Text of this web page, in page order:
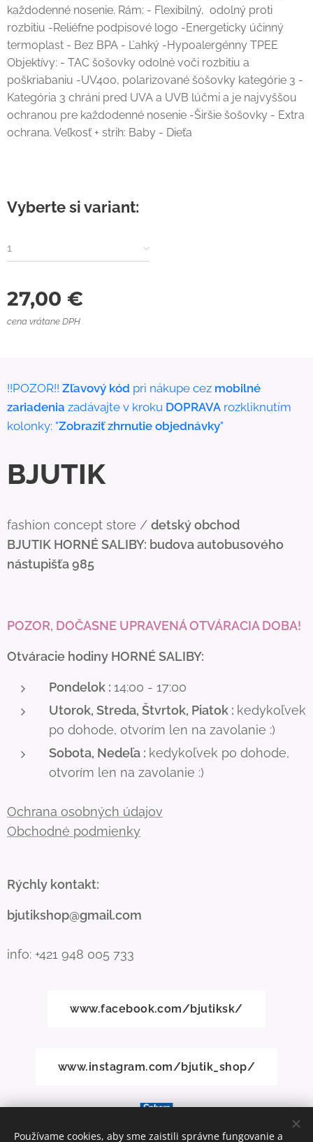
každodenné nosenie. Rám: - Flexibilný, odolný proti
rozbitiu -Reliéfne podpisové logo -Energeticky účinný
termoplast - Bez BPA - Ľahký -Hypoalergénny TPEE
Objektívy: - TAC šošovky odolné voči rozbitiu a
poškriabaniu -UV400, polarizované šošovky kategórie 3 -
Kategória 3 chráni pred UVA a UVB lúčmi a je najvyššou
ochranou pre každodenné nosenie -Širšie šošovky - Extra
ochrana. Veľkosť + strih: Baby - Dieťa
Vyberte si variant:
1
27,00 €
cena vrátane DPH
!!POZOR!! Zľavový kód pri nákupe cez mobilné
zariadenia zadávajte v kroku DOPRAVA rozkliknutím
kolonky: "Zobraziť zhrnutie objednávky"
BJUTIK
fashion concept store / detský obchod
BJUTIK HORNÉ SALIBY: budova autobusového
nástupišťa 985
POZOR, DOČASNE UPRAVENÁ OTVÁRACIA DOBA!
Otváracie hodiny HORNÉ SALIBY:
Pondelok : 14:00 - 17:00
Utorok, Streda, Štvrtok, Piatok : kedykoľvek
po dohode, otvorím len na zavolanie :)
Sobota, Nedeľa : kedykoľvek po dohode,
otvorím len na zavolanie :)
Ochrana osobných údajov
Obchodné podmienky
Rýchly kontakt:
bjutikshop@gmail.com
info: +421 948 005 733
www.facebook.com/bjutiksk/
www.instagram.com/bjutik_shop/
Používame cookies, aby sme zaistili správne fungovanie a